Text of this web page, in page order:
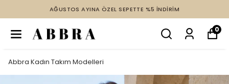
AĞUSTOS AYINA ÖZEL SEPETTE %5 İNDİRİM
0
Abbra Kadın Takım Modelleri